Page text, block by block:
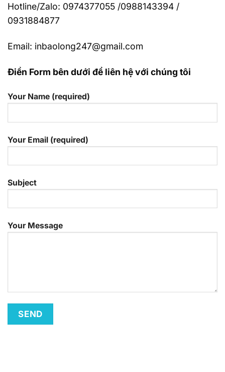
Hotline/Zalo: 0974377055 /0988143394 /
0931884877
Email: inbaolong247@gmail.com
Điền Form bên dưới để liên hệ với chúng tôi
Your Name (required)
Your Email (required)
Subject
Your Message